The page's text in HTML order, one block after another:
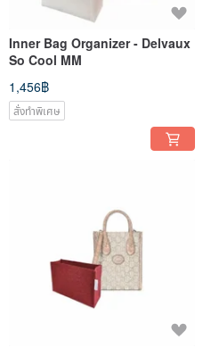
Inner Bag Organizer - Delvaux
So Cool MM
1,456฿
สั่งทำพิเศษ